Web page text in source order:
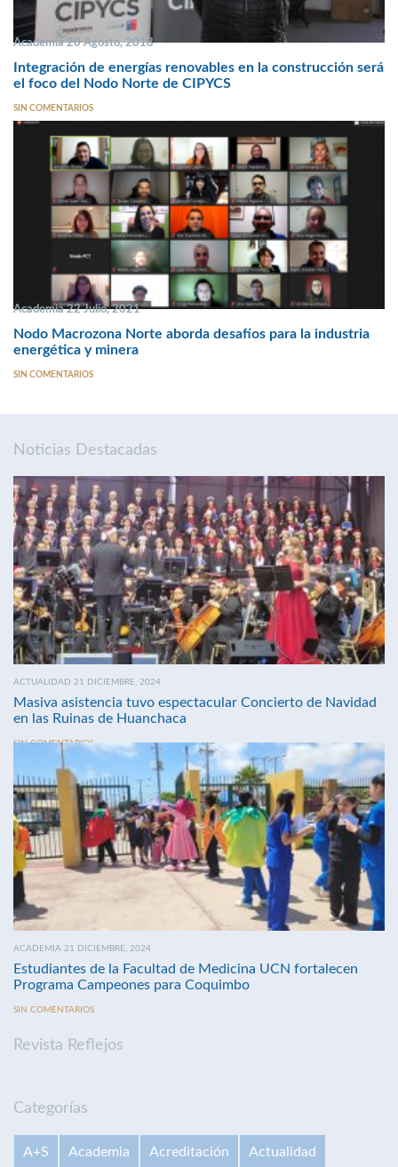
Academia 20 Agosto, 2018
Integración de energías renovables en la construcción será
el foco del Nodo Norte de CIPYCS
SIN COMENTARIOS
Academia 22 Julio, 2021
Nodo Macrozona Norte aborda desafíos para la industria
energética y minera
SIN COMENTARIOS
Noticias Destacadas
ACTUALIDAD 21 DICIEMBRE, 2024
Masiva asistencia tuvo espectacular Concierto de Navidad
en las Ruinas de Huanchaca
SIN COMENTARIOS
ACADEMIA 21 DICIEMBRE, 2024
Estudiantes de la Facultad de Medicina UCN fortalecen
Programa Campeones para Coquimbo
SIN COMENTARIOS
Revista Reflejos
Categorías
A+S Academia Acreditación Actualidad